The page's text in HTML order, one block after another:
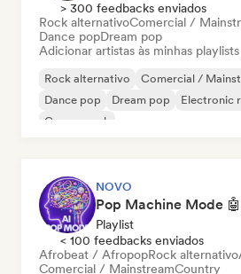
> 300 feedbacks enviados
Rock alternativoComercial /
Dance popDream pop
Adicionar artistas às minhas
Rock alternativo Comercial /
Dance pop
Dream pop Electronic
Garage rock
NOVO
Playlist
< 100 feedbacks enviados
Afrobeat / AfropopRock alternativo
Comercial / MainstreamCountry